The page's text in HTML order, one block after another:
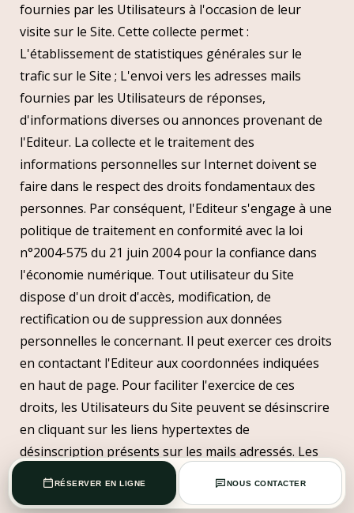
fournies par les Utilisateurs à l'occasion de leur
visite sur le Site. Cette collecte permet :
L'établissement de statistiques générales sur le
trafic sur le Site ; L'envoi vers les adresses mails
fournies par les Utilisateurs de réponses,
d'informations diverses ou annonces provenant de
l'Editeur. La collecte et le traitement des
informations personnelles sur Internet doivent se
faire dans le respect des droits fondamentaux des
personnes. Par conséquent, l'Editeur s'engage à une
politique de traitement en conformité avec la loi
n°2004-575 du 21 juin 2004 pour la confiance dans
l'économie numérique. Tout utilisateur du Site
dispose d'un droit d'accès, modification, de
rectification ou de suppression aux données
personnelles le concernant. Il peut exercer ces droits
en contactant l'Editeur aux coordonnées indiquées
en haut de page. Pour faciliter l'exercice de ces
droits, les Utilisateurs du Site peuvent se désinscrire
en cliquant sur les liens hypertextes de
désinscription présents sur les mails adressés. Les
ordinateurs se connectant aux serveurs du Site
reçoivent sur leur disque dur un ou plusieurs fichiers
RÉSERVER EN LIGNE NOUS CONTACTER